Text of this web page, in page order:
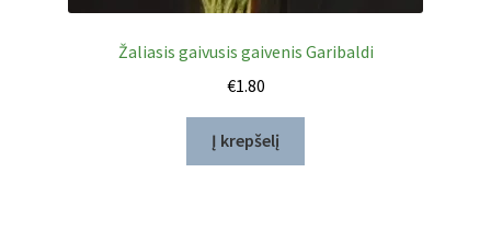
Žaliasis gaivusis gaivenis Garibaldi
€1.80
Į krepšelį